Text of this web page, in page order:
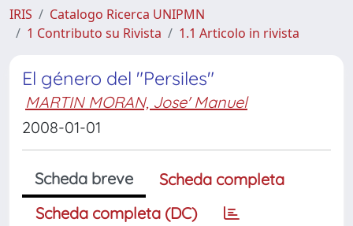
IRIS
Catalogo Ricerca UNIPMN
1 Contributo su Rivista
1.1 Articolo in rivista
El género del "Persiles"
MARTIN MORAN, Jose' Manuel
2008-01-01
Scheda breve
Scheda completa
Scheda completa (DC)